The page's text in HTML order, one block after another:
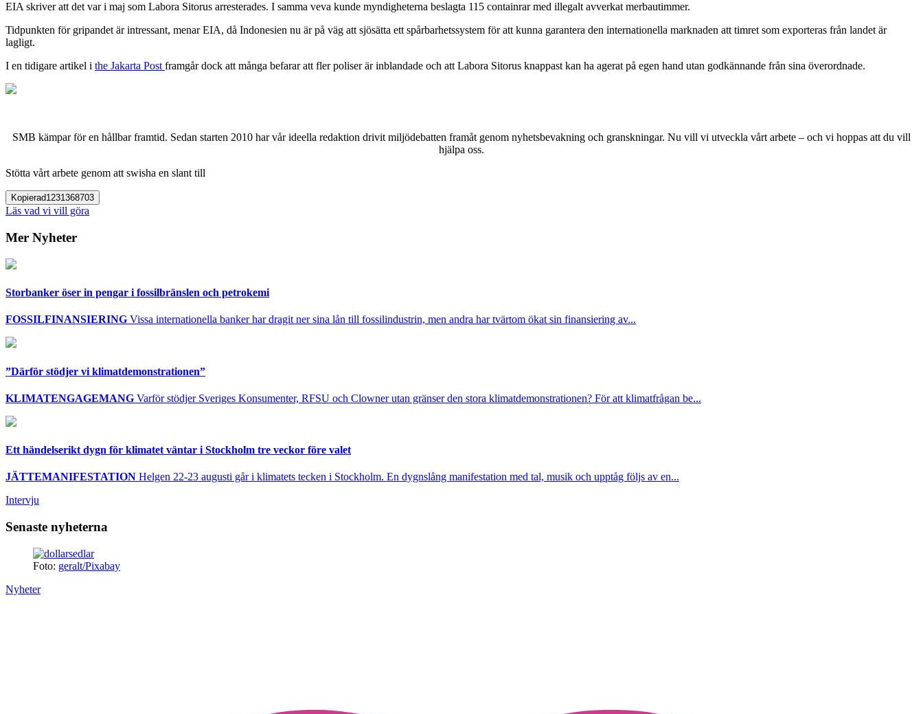
EIA skriver att det var i maj som Labora Sitorus arresterades. I samma veva kunde myndigheterna beslagta 115 containrar med illegalt avverkat merbautimmer.
Tidpunkten för gripandet är intressant, menar EIA, då Indonesien nu är på väg att sjösätta ett spårbarhetssystem för att kunna garantera den internationella marknaden att timret som exporteras från landet är
lagligt.
I en tidigare artikel i the Jakarta Post framgår dock att många befarar att fler poliser är inblandade och att Labora Sitorus knappast kan ha agerat på egen hand utan godkännande från sina överordnade.
SMB kämpar för en hållbar framtid. Sedan starten 2010 har vår ideella redaktion drivit miljödebatten framåt genom nyhetsbevakning och granskningar. Nu vill vi utveckla vårt arbete – och vi hoppas att du vill
hjälpa oss.
Stötta vårt arbete genom att swisha en slant till
Kopierad1231368703
Läs vad vi vill göra
Mer Nyheter
Storbanker öser in pengar i fossilbränslen och petrokemi
FOSSILFINANSIERING Vissa internationella banker har dragit ner sina lån till fossilindustrin, men andra har tvärtom ökat sin finansiering av...
”Därför stödjer vi klimatdemonstrationen”
KLIMATENGAGEMANG Varför stödjer Sveriges Konsumenter, RFSU och Clowner utan gränser den stora klimatdemonstrationen? För att klimatfrågan be...
Ett händelserikt dygn för klimatet väntar i Stockholm tre veckor före valet
JÄTTEMANIFESTATION Helgen 22-23 augusti går i klimatets tecken i Stockholm. En dygnslång manifestation med tal, musik och upptåg följs av en...
Intervju
Senaste nyheterna
Foto: geralt/Pixabay
Nyheter